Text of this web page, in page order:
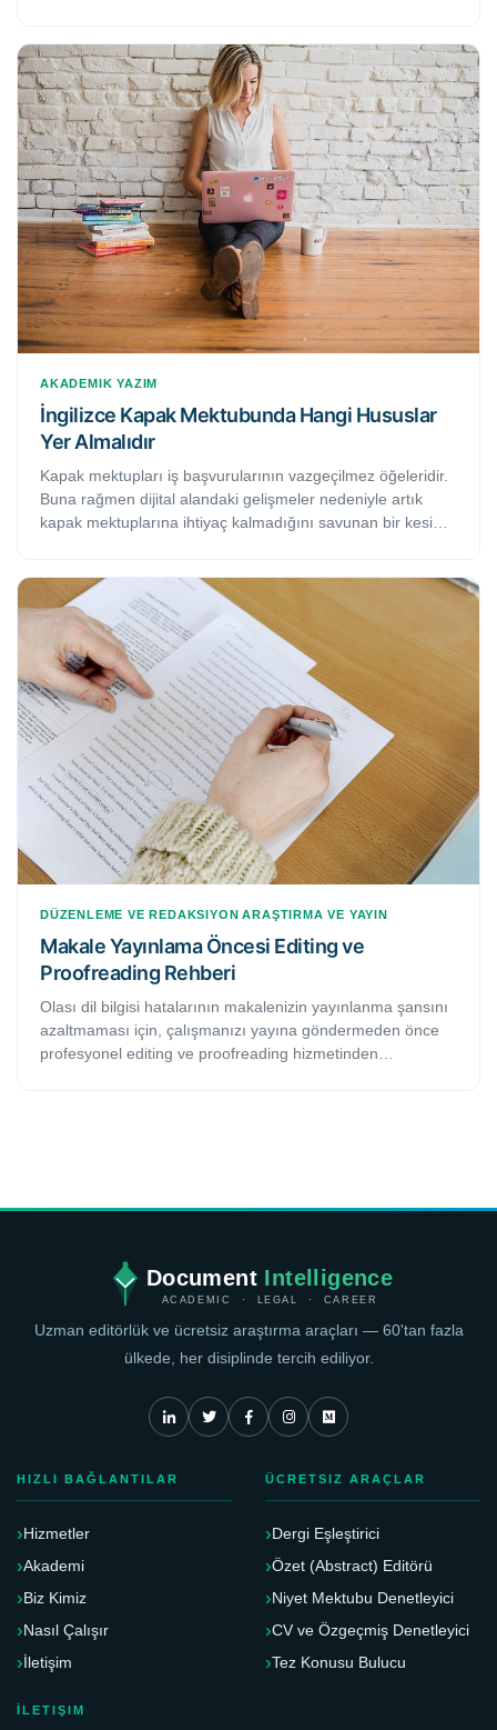
geniş bir alanda kullanılan ve kurgusal olmayan yazı
türlerini kastetmektedir. Bu makalede, bir yazarın İngilizce
akademik yazı yazma becerisini geliştirme konusunda
faydalı 9 pratik ipucunu bulacaksınız.
AKADEMIK YAZIM
İngilizce Kapak Mektubunda Hangi Hususlar
Yer Almalıdır
Kapak mektupları iş başvurularının vazgeçilmez öğeleridir.
Buna rağmen dijital alandaki gelişmeler nedeniyle artık
kapak mektuplarına ihtiyaç kalmadığını savunan bir kesim
ya da işe alınma şansınızı artıracaktır. Bu makalede, etkili
bir İngilizce kapak mektubunda mutlaka bulunması gereken
5 temel hususa yer verilmektedir.
DÜZENLEME VE REDAKSIYON ARAŞTIRMA VE YAYIN
Makale Yayınlama Öncesi Editing ve
Proofreading Rehberi
Olası dil bilgisi hatalarının makalenizin yayınlanma şansını
azaltmaması için, çalışmanızı yayına göndermeden önce
profesyonel editing ve proofreading hizmetinden
Document Intelligence
ACADEMIC · LEGAL · CAREER
Uzman editörlük ve ücretsiz araştırma araçları — 60'tan fazla
ülkede, her disiplinde tercih ediliyor.
HIZLI BAĞLANTILAR
Hizmetler
Akademi
Biz Kimiz
Nasıl Çalışır
İletişim
ÜCRETSIZ ARAÇLAR
Dergi Eşleştirici
Özet (Abstract) Editörü
Niyet Mektubu Denetleyici
CV ve Özgeçmiş Denetleyici
Tez Konusu Bulucu
İLETIŞIM